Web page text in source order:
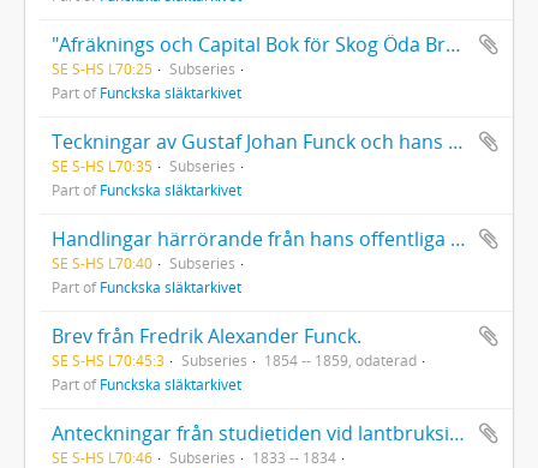
"Afräknings och Capital Bok för Skog Öda Bruk Åhr 1797". [Räkenskaper för ett fingerat bruk för övnings skull uppställda av Gustaf Johan Funck.]
SE S-HS L70:25
Subseries
Part ofFunckska släktarkivet
Teckningar av Gustaf Johan Funck och hans hustru Caroline Ehrenborg
SE S-HS L70:35
Subseries
Part ofFunckska släktarkivet
Handlingar härrörande från hans offentliga verksamhet: handlingar rörande Göta kanal. [Fredrik Alexander Funck var direktör för Östra distriktet 1863-1874.]
SE S-HS L70:40
Subseries
Part ofFunckska släktarkivet
Brev från Fredrik Alexander Funck.
SE S-HS L70:45:3 Subseries
1854 -- 1859, odaterad
Part ofFunckska släktarkivet
Anteckningar från studietiden vid lantbruksinstitutet i Möglin i Preussen.
SE S-HS L70:46 Subseries
1833 -- 1834